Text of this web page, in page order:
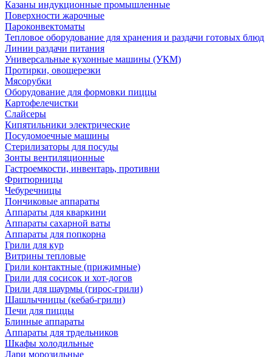
Казаны индукционные промышленные
Поверхности жарочные
Пароконвектоматы
Тепловое оборудование для хранения и раздачи готовых блюд
Линии раздачи питания
Универсальные кухонные машины (УКМ)
Протирки, овощерезки
Мясорубки
Оборудование для формовки пиццы
Картофелечистки
Слайсеры
Кипятильники электрические
Посудомоечные машины
Стерилизаторы для посуды
Зонты вентиляционные
Гастроемкости, инвентарь, противни
Фритюрницы
Чебуречницы
Пончиковые аппараты
Аппараты для кваркини
Аппараты сахарной ваты
Аппараты для попкорна
Грили для кур
Витрины тепловые
Грили контактные (прижимные)
Грили для сосисок и хот-догов
Грили для шаурмы (гирос-грили)
Шашлычницы (кебаб-грили)
Печи для пиццы
Блинные аппараты
Аппараты для трдельников
Шкафы холодильные
Лари морозильные